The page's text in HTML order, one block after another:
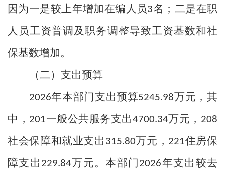
因为一是较上年增加在编人员3名；二是在职
人员工资普调及职务调整导致工资基数和社
保基数增加。
（二）支出预算
2026年本部门支出预算5245.98万元，其
中， 201一般公共服务支出4700.34万元， 208
社会保障和就业支出 315.80万元， 221住房保
障支出 229.84万元。本部门2026年支出较去